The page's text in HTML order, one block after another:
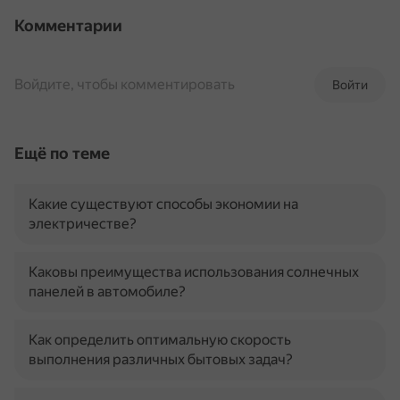
Комментарии
Войти
Войдите, чтобы комментировать
Ещё по теме
Какие существуют способы экономии на
электричестве?
Каковы преимущества использования солнечных
панелей в автомобиле?
Как определить оптимальную скорость
выполнения различных бытовых задач?